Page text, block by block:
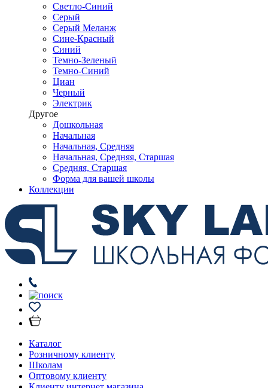
Светло-Синий
Серый
Серый Меланж
Сине-Красный
Синий
Темно-Зеленый
Темно-Синий
Циан
Черный
Электрик
Другое
Дошкольная
Начальная
Начальная, Средняя
Начальная, Средняя, Старшая
Средняя, Старшая
Форма для вашей школы
Коллекции
Каталог
Розничному клиенту
Школам
Оптовому клиенту